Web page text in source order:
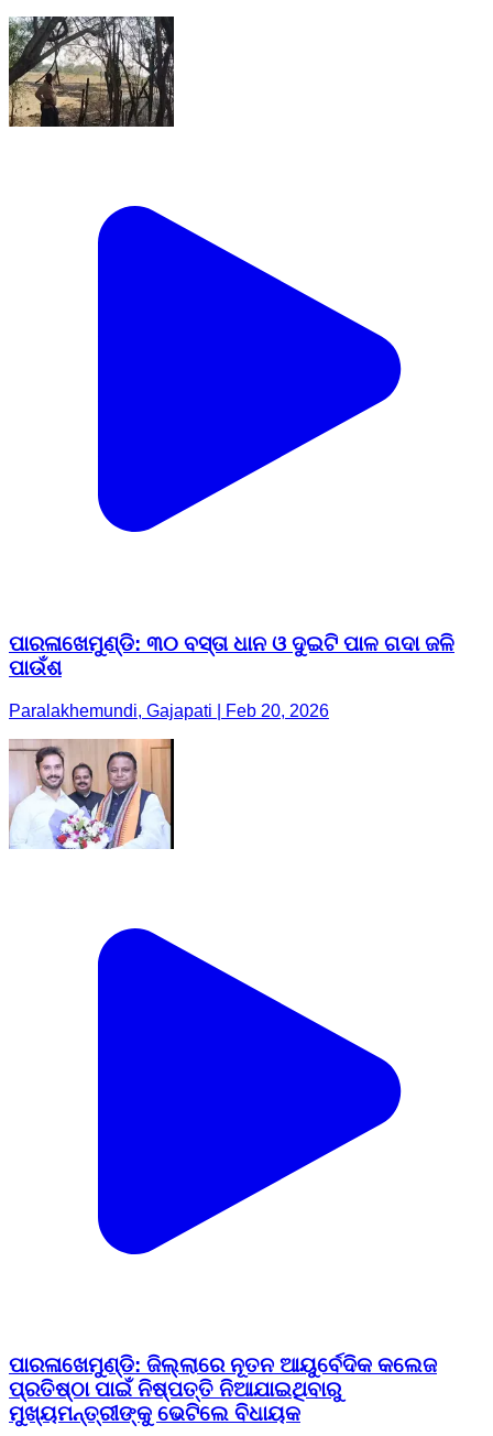
ପାରଳାଖେମୁଣ୍ଡି: ୩୦ ବସ୍ତା ଧାନ ଓ ଦୁଇଟି ପାଳ ଗଦା ଜଳି
ପାଉଁଶ
Paralakhemundi, Gajapati | Feb 20, 2026
ପାରଳାଖେମୁଣ୍ଡି: ଜିଲ୍ଲାରେ ନୂତନ ଆୟୁର୍ବେଦିକ କଲେଜ
ପ୍ରତିଷ୍ଠା ପାଇଁ ନିଷ୍ପତ୍ତି ନିଆଯାଇଥିବାରୁ
ମୁଖ୍ୟମନ୍ତ୍ରୀଙ୍କୁ ଭେଟିଲେ ବିଧାୟକ